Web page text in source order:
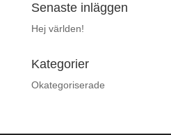
Senaste inläggen
Hej världen!
Kategorier
Okategoriserade